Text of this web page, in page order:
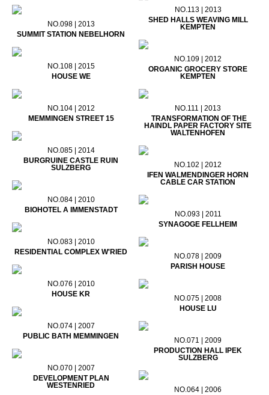
NO.113 | 2013
SHED HALLS WEAVING MILL
KEMPTEN
NO.098 | 2013
SUMMIT STATION NEBELHORN
NO.109 | 2012
ORGANIC GROCERY STORE
KEMPTEN
NO.108 | 2015
HOUSE WE
NO.104 | 2012
MEMMINGEN STREET 15
NO.111 | 2013
TRANSFORMATION OF THE
HAINDL PAPER FACTORY SITE
WALTENHOFEN
NO.085 | 2014
BURGRUINE CASTLE RUIN
SULZBERG
NO.102 | 2012
IFEN WALMENDINGER HORN
CABLE CAR STATION
NO.084 | 2010
BIOHOTEL A IMMENSTADT
NO.093 | 2011
SYNAGOGE FELLHEIM
NO.083 | 2010
RESIDENTIAL COMPLEX W'RIED
NO.078 | 2009
PARISH HOUSE
NO.076 | 2010
HOUSE KR
NO.075 | 2008
HOUSE LU
NO.074 | 2007
PUBLIC BATH MEMMINGEN
NO.071 | 2009
PRODUCTION HALL IPEK
SULZBERG
NO.070 | 2007
DEVELOPMENT PLAN
WESTENRIED
NO.064 | 2006